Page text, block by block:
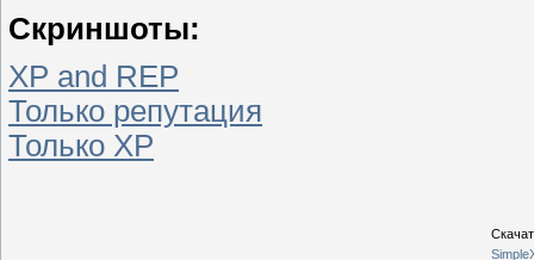
Скриншоты:
XP and REP
Только репутация
Только XP